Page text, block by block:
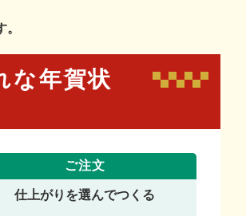
な年賀状
ご注文
仕上がりを選んでつくる